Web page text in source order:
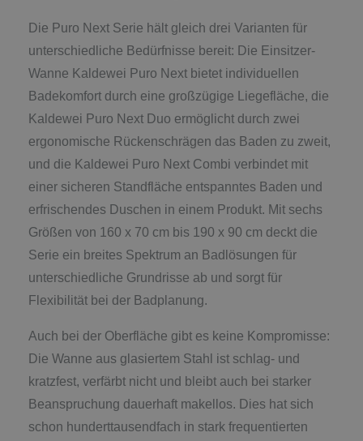
Die Puro Next Serie hält gleich drei Varianten für
unterschiedliche Bedürfnisse bereit: Die Einsitzer-
Wanne Kaldewei Puro Next bietet individuellen
Badekomfort durch eine großzügige Liegefläche, die
Kaldewei Puro Next Duo ermöglicht durch zwei
ergonomische Rückenschrägen das Baden zu zweit,
und die Kaldewei Puro Next Combi verbindet mit
einer sicheren Standfläche entspanntes Baden und
erfrischendes Duschen in einem Produkt. Mit sechs
Größen von 160 x 70 cm bis 190 x 90 cm deckt die
Serie ein breites Spektrum an Badlösungen für
unterschiedliche Grundrisse ab und sorgt für
Flexibilität bei der Badplanung.
Auch bei der Oberfläche gibt es keine Kompromisse:
Die Wanne aus glasiertem Stahl ist schlag- und
kratzfest, verfärbt nicht und bleibt auch bei starker
Beanspruchung dauerhaft makellos. Dies hat sich
schon hunderttausendfach in stark frequentierten